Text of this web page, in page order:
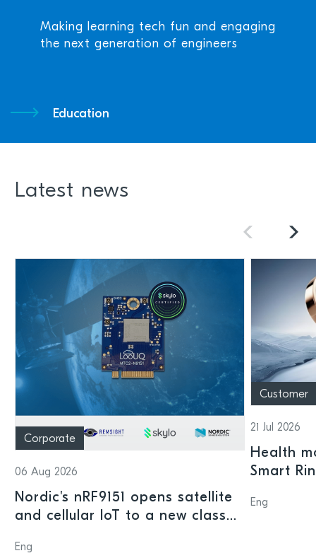
Making learning tech fun and engaging
the next generation of engineers
Education
Latest news
Corporate
06 Aug 2026
Nordic's nRF9151 opens satellite
and cellular IoT to a new class
Eng
Customer
21 Jul 2026
Health
Smart
Eng